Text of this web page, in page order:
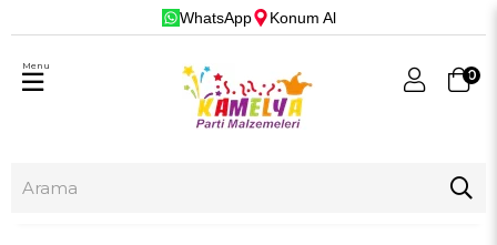
WhatsApp Konum Al
0
Menu